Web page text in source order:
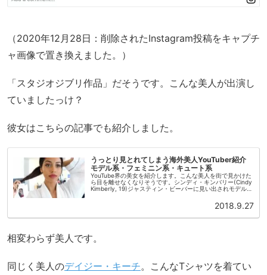
（2020年12月28日：削除されたInstagram投稿をキャプチ
ャ画像で置き換えました。）
「スタジオジブリ作品」だそうです。こんな美人が出演し
ていましたっけ？
彼女はこちらの記事でも紹介しました。
うっとり見とれてしまう海外美人YouTuber紹介
モデル系・フェミニン系・キュート系
YouTube界の美女を紹介します。こんな美人を街で見かけた
ら目を離せなくなりそうです。シンディ・キンバリー(Cindy
Kimberly, 19)ジャスティン・ビーバーに見い出されモデルに
2018.9.27
相変わらず美人です。
同じく美人のデイジー・キーチ。こんなTシャツを着てい